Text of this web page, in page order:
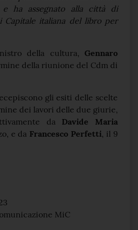
e ha assegnato alla città di
Capitale italiana del libro per
della cultura, Gennaro
della riunione del Cdm di
gli esiti delle scelte
dei lavori delle due giurie,
da Davide Maria
e da Francesco Perfetti, il 9
MiC